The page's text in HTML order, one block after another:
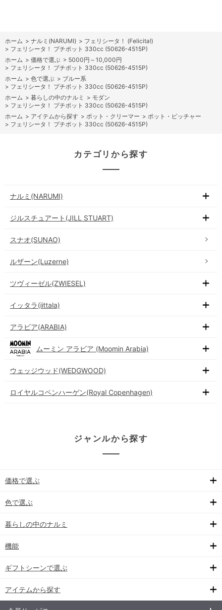
ホーム > ナルミ(NARUMI) > フェリシータ！ (Felicita!)
> フェリシータ！ プチポット 330cc (50626-4515P)
ホーム > 価格で選ぶ > 5000円～10,000円
> フェリシータ！ プチポット 330cc (50626-4515P)
ホーム > 色で選ぶ > ブルー系
> フェリシータ！ プチポット 330cc (50626-4515P)
ホーム > 暮らしの中のナルミ > モダン
> フェリシータ！ プチポット 330cc (50626-4515P)
ホーム > アイテムから探す > ポット・クリーマー > ポット・ピッチャー
> フェリシータ！ プチポット 330cc (50626-4515P)
カテゴリから探す
ナルミ(NARUMI)
ジルスチュアート(JILL STUART)
スナオ(SUNAO)
ルザーン(Luzerne)
ツヴィーゼル(ZWIESEL)
イッタラ(iittala)
アラビア(ARABIA)
ムーミン アラビア (Moomin Arabia)
ウェッジウッド(WEDGWOOD)
ロイヤルコペンハーゲン(Royal Copenhagen)
ジャンルから探す
価格で選ぶ
色で選ぶ
暮らしの中のナルミ
機能
ギフトシーンで選ぶ
アイテムから探す